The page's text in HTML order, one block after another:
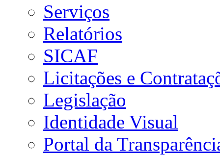
Serviços
Relatórios
SICAF
Licitações e
Legislação
Identidade Visual
Portal da